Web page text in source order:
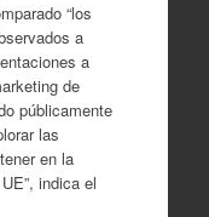
“los
a
a
de
públicamente
las
en la
indica el